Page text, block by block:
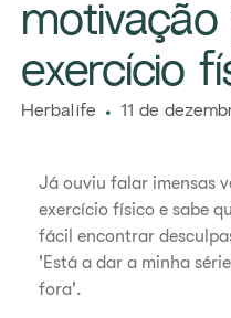
exercício
Herbalife 11 de
Já ouviu falar imensas
exercício físico e sabe
fácil encontrar
'Está a dar a minha
fora'.